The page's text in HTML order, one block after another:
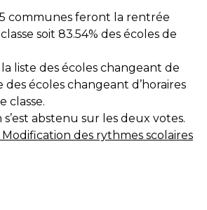
communes feront la rentrée
soit 83.54% des écoles de
liste des écoles changeant de
écoles changeant d’horaires
classe.
s’est abstenu sur les deux votes.
des rythmes scolaires